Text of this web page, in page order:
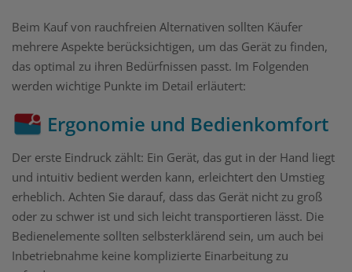
Beim Kauf von rauchfreien Alternativen sollten Käufer
mehrere Aspekte berücksichtigen, um das Gerät zu finden,
das optimal zu ihren Bedürfnissen passt. Im Folgenden
werden wichtige Punkte im Detail erläutert:
Ergonomie und Bedienkomfort
Der erste Eindruck zählt: Ein Gerät, das gut in der Hand liegt
und intuitiv bedient werden kann, erleichtert den Umstieg
erheblich. Achten Sie darauf, dass das Gerät nicht zu groß
oder zu schwer ist und sich leicht transportieren lässt. Die
Bedienelemente sollten selbsterklärend sein, um auch bei
Inbetriebnahme keine komplizierte Einarbeitung zu